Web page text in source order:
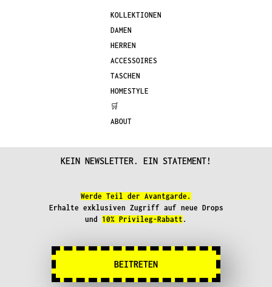
KOLLEKTIONEN
DAMEN
HERREN
ACCESSOIRES
TASCHEN
HOMESTYLE
🛒
ABOUT
KEIN NEWSLETTER. EIN STATEMENT!
Werde Teil der Avantgarde.
Erhalte exklusiven Zugriff auf neue Drops
und 10% Privileg-Rabatt
BEITRETEN